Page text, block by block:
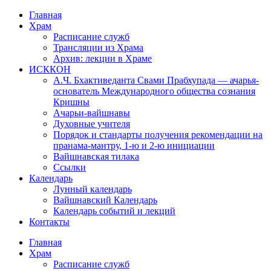
Перейти
содержимому
Главная
Храм
Расписание служб
Трансляции из Храма
Архив: лекции в Храме
ИСККОН
А.Ч. Бхактиведанта Свами Прабхупада — ачарья-
основатель Международного общества сознания
Кришны
Ачарьи-вайшнавы
Духовные учителя
Порядок и стандарты получения рекомендации на
пранама-мантру, 1-ю и 2-ю инициации
Вайшнавская тилака
Ссылки
Календарь
Лунный календарь
Вайшнавский Календарь
Календарь событий и лекций
Контакты
Главная
Храм
Расписание служб